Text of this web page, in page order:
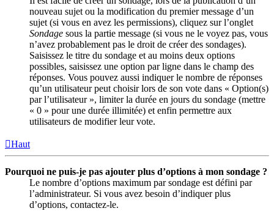
nouveau sujet ou la modification du premier message d’un
sujet (si vous en avez les permissions), cliquez sur l’onglet
Sondage sous la partie message (si vous ne le voyez pas, vous
n’avez probablement pas le droit de créer des sondages).
Saisissez le titre du sondage et au moins deux options
possibles, saisissez une option par ligne dans le champ des
réponses. Vous pouvez aussi indiquer le nombre de réponses
qu’un utilisateur peut choisir lors de son vote dans « Option(s)
par l’utilisateur », limiter la durée en jours du sondage (mettre
« 0 » pour une durée illimitée) et enfin permettre aux
utilisateurs de modifier leur vote.
Haut
Pourquoi ne puis-je pas ajouter plus d’options à mon sondage ?
Le nombre d’options maximum par sondage est défini par
l’administrateur. Si vous avez besoin d’indiquer plus
d’options, contactez-le.